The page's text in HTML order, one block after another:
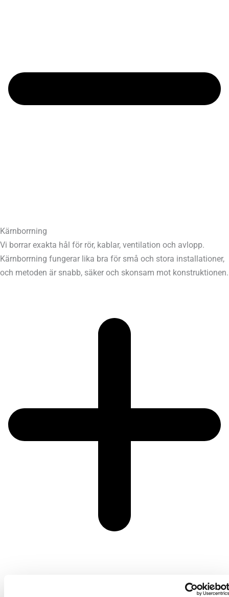
Kärnborrning
Vi borrar exakta hål för rör, kablar, ventilation och avlopp.
Kärnborrning fungerar lika bra för små och stora installationer,
och metoden är snabb, säker och skonsam mot konstruktionen.